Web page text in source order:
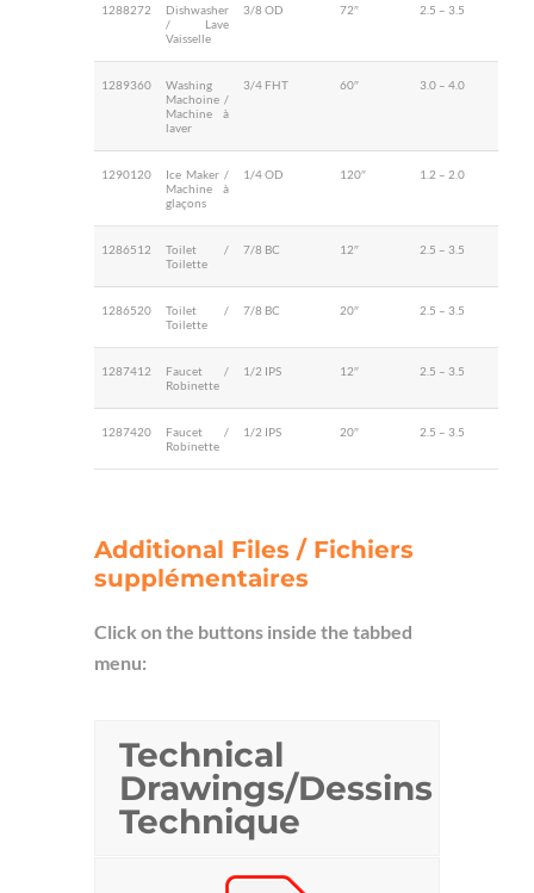
1288272
Dishwasher
/ Lave
Vaisselle
3/8 OD 72″ 2.5 – 3.5
1289360
Washing
Machoine /
Machine à
laver
3/4 FHT 60″ 3.0 – 4.0
1290120
Ice Maker /
Machine à
glaçons
1/4 OD 120″ 1.2 – 2.0
1286512
Toilet /
Toilette
7/8 BC 12″ 2.5 – 3.5
1286520
Toilet /
Toilette
7/8 BC 20″ 2.5 – 3.5
1287412
Faucet /
Robinette
1/2 IPS 12″ 2.5 – 3.5
1287420
Faucet /
Robinette
1/2 IPS 20″ 2.5 – 3.5
Additional Files / Fichiers
supplémentaires
Click on the buttons inside the tabbed
menu:
Technical
Drawings/Dessins
Technique